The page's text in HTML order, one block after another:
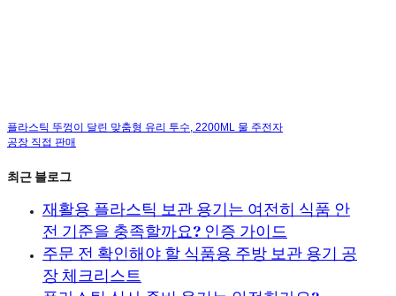
플라스틱 뚜껑이 달린 맞춤형 유리 투수, 2200ML 물 주전자
공장 직접 판매
최근 블로그
재활용 플라스틱 보관 용기는 여전히 식품 안
전 기준을 충족할까요? 인증 가이드
주문 전 확인해야 할 식품용 주방 보관 용기 공
장 체크리스트